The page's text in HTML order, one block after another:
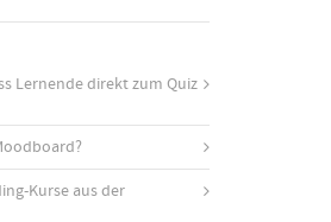
Lernende direkt zum Quiz
Kurse aus der